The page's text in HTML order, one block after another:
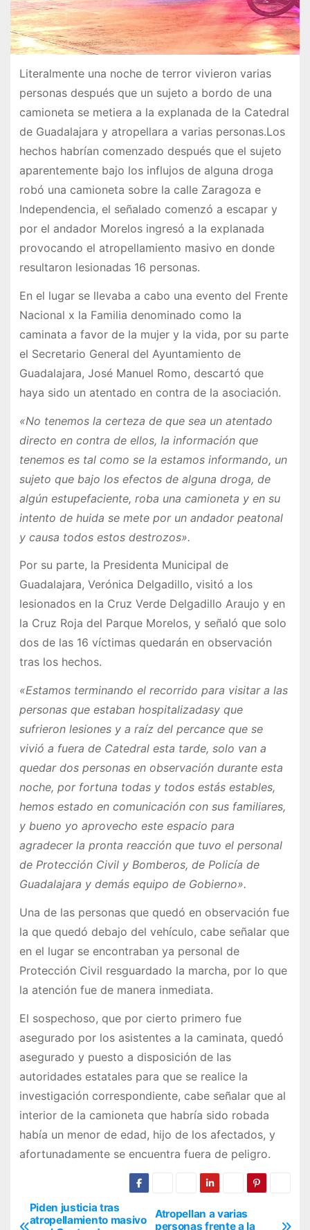
Literalmente una noche de terror vivieron varias
personas después que un sujeto a bordo de una
camioneta se metiera a la explanada de la Catedral
de Guadalajara y atropellara a varias personas.Los
hechos habrían comenzado después que el sujeto
aparentemente bajo los influjos de alguna droga
robó una camioneta sobre la calle Zaragoza e
Independencia, el señalado comenzó a escapar y
por el andador Morelos ingresó a la explanada
provocando el atropellamiento masivo en donde
resultaron lesionadas 16 personas.
En el lugar se llevaba a cabo una evento del Frente
Nacional x la Familia denominado como la
caminata a favor de la mujer y la vida, por su parte
el Secretario General del Ayuntamiento de
Guadalajara, José Manuel Romo, descartó que
haya sido un atentado en contra de la asociación.
«No tenemos la certeza de que sea un atentado
directo en contra de ellos, la información que
tenemos es tal como se la estamos informando, un
sujeto que bajo los efectos de alguna droga, de
algún estupefaciente, roba una camioneta y en su
intento de huida se mete por un andador peatonal
y causa todos estos destrozos».
Por su parte, la Presidenta Municipal de
Guadalajara, Verónica Delgadillo, visitó a los
lesionados en la Cruz Verde Delgadillo Araujo y en
la Cruz Roja del Parque Morelos, y señaló que solo
dos de las 16 víctimas quedarán en observación
tras los hechos.
«Estamos terminando el recorrido para visitar a las
personas que estaban hospitalizadasy que
sufrieron lesiones y a raíz del percance que se
vivió a fuera de Catedral esta tarde, solo van a
quedar dos personas en observación durante esta
noche, por fortuna todas y todos estás estables,
hemos estado en comunicación con sus familiares,
y bueno yo aprovecho este espacio para
agradecer la pronta reacción que tuvo el personal
de Protección Civil y Bomberos, de Policía de
Guadalajara y demás equipo de Gobierno».
Una de las personas que quedó en observación fue
la que quedó debajo del vehículo, cabe señalar que
en el lugar se encontraban ya personal de
Protección Civil resguardado la marcha, por lo que
la atención fue de manera inmediata.
El sospechoso, que por cierto primero fue
asegurado por los asistentes a la caminata, quedó
asegurado y puesto a disposición de las
autoridades estatales para que se realice la
investigación correspondiente, cabe señalar que al
interior de la camioneta que habría sido robada
había un menor de edad, hijo de los afectados, y
afortunadamente se encuentra fuera de peligro.
N
Atropellan a varias
personas frente a la
Piden justicia tras
atropellamiento masivo